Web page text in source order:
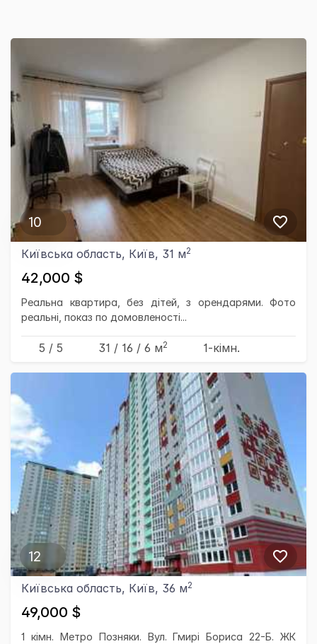
10
Київська область, Київ, 31 м2
42,000 $
Реальна квартира, без дітей, з орендарями. Фото
реальні, показ по домовленості...
5 / 5 31 / 16 / 6 м2 1-кімн.
12
Київська область, Київ, 36 м2
49,000 $
1 кімн. Метро Позняки. Вул. Гмирі Бориса 22-Б. ЖК